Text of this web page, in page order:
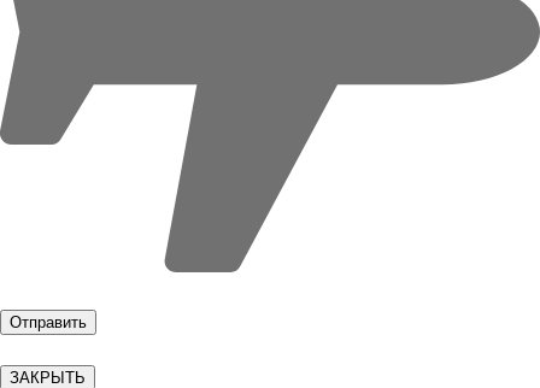
ЗАКРЫТЬ